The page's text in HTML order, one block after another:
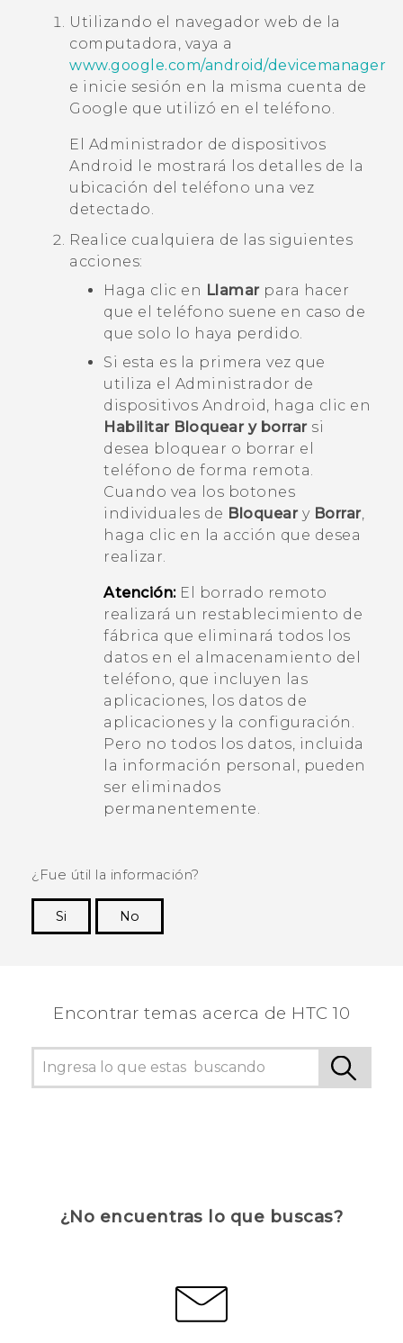
Utilizando el navegador web de la
computadora, vaya a
www.google.com/android/devicemanager
e inicie sesión en la misma cuenta de
Google que utilizó en el teléfono.
El Administrador de dispositivos
Android
le mostrará los detalles de la
ubicación del teléfono una vez
detectado.
Realice cualquiera de las siguientes
acciones:
Haga clic en Llamarpara hacer
que el teléfono suene en caso de
que solo lo haya perdido.
Si esta es la primera vez que
utiliza el Administrador de
dispositivos Android, haga clic en
Habilitar Bloquear y borrarsi
desea bloquear o borrar el
teléfono de forma remota.
Cuando vea los botones
individuales de Bloqueary Borrar,
haga clic en la acción que desea
realizar.
Atención:El borrado remoto
realizará un restablecimiento de
fábrica que eliminará todos los
datos en el almacenamiento del
teléfono, que incluyen las
aplicaciones, los datos de
aplicaciones y la configuración.
Pero no todos los datos, incluida
la información personal, pueden
ser eliminados
permanentemente.
¿Fue útil la información?
Si
No
Encontrar temas acerca de HTC 10
¿No encuentras lo que buscas?